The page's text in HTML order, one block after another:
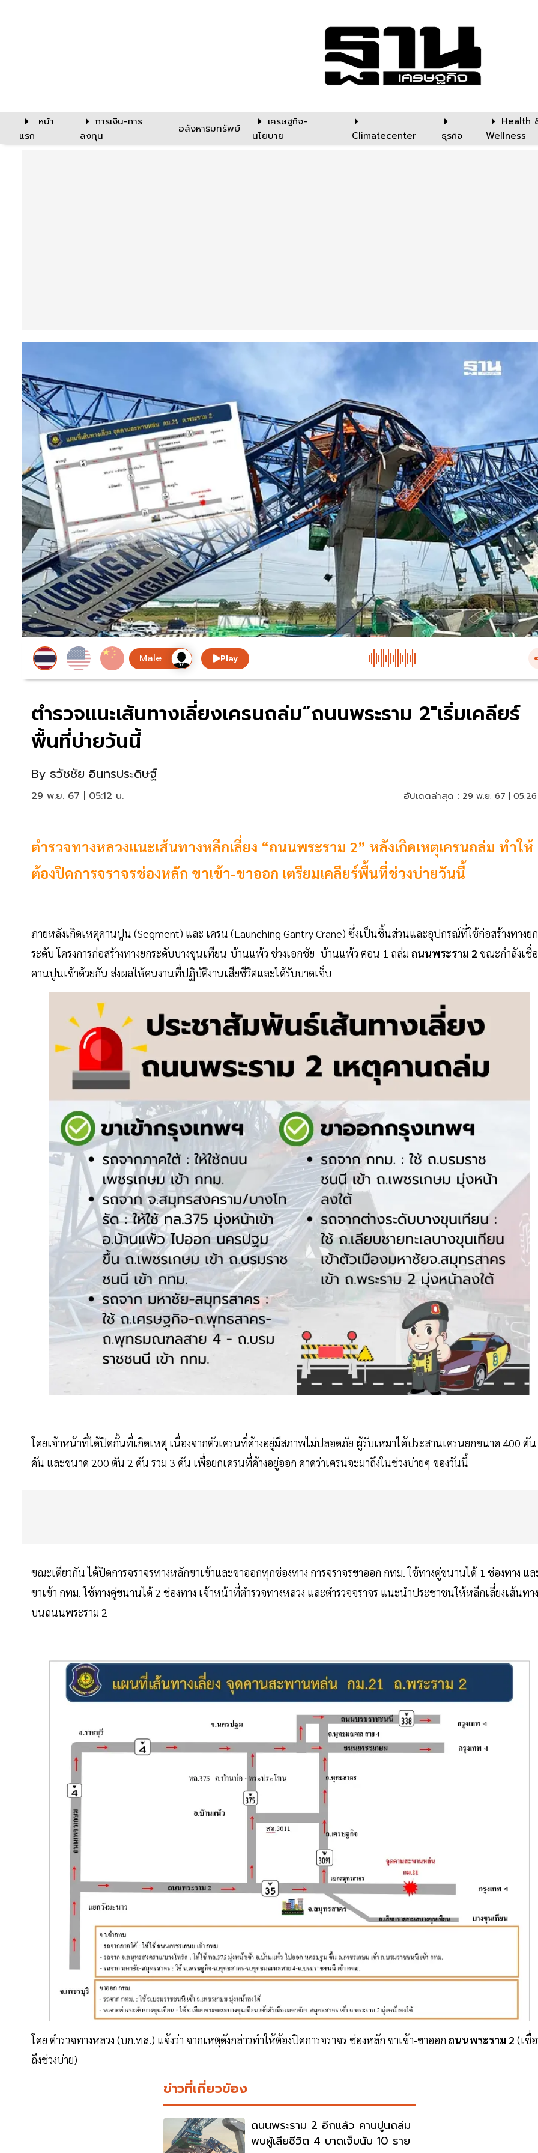
หน้า
แรก
การเงิน-การ
ลงทุน
อสังหาริมทรัพย์
เศรษฐกิจ-
นโยบาย
Climatecenter ธุรกิจ
Health
Wellness
Play
ตำรวจแนะเส้นทางเลี่ยงเครนถล่ม“ถนนพระราม 2"เริ่มเคลียร์
พื้นที่บ่ายวันนี้
By ธวัชชัย อินทรประดิษฐ์
29 พ.ย. 67 | 05:12 น. อัปเดตล่าสุด : 29 พ.ย. 67 |
ตำรวจทางหลวงแนะเส้นทางหลีกเลี่ยง “ถนนพระราม 2” หลังเกิดเหตุเครนถล่ม ทำให้
ต้องปิดการจราจรช่องหลัก ขาเข้า-ขาออก เตรียมเคลียร์พื้นที่ช่วงบ่ายวันนี้
ภายหลังเกิดเหตุคานปูน (Segment) และ เครน (Launching Gantry Crane) ซึ่งเป็นชิ้นส่วนและอุปกรณ์ที่ใช้ก่อสร้างทางยก
ระดับ โครงการก่อสร้างทางยกระดับบางขุนเทียน-บ้านแพ้ว ช่วงเอกชัย- บ้านแพ้ว ตอน 1 ถล่ม ถนนพระราม 2 ขณะกำลังเชื่
คานปูนเข้าด้วยกัน ส่งผลให้คนงานที่ปฏิบัติงานเสียชีวิตและได้รับบาดเจ็บ
โดยเจ้าหน้าที่ได้ปิดกั้นที่เกิดเหตุ เนื่องจากตัวเครนที่ค้างอยู่มีสภาพไม่ปลอดภัย ผู้รับเหมาได้ประสานเครนยกขนาด 400 ตั
คัน และขนาด 200 ตัน 2 คัน รวม 3 คัน เพื่อยกเครนที่ค้างอยู่ออก คาดว่าเครนจะมาถึงในช่วงบ่ายๆ ของวันนี้
ขณะเดียวกัน ได้ปิดการจราจรทางหลักขาเข้าและขาออกทุกช่องทาง การจราจรขาออก กทม. ใช้ทางคู่ขนานได้ 1 ช่องทาง แล
ขาเข้า กทม. ใช้ทางคู่ขนานได้ 2 ช่องทาง เจ้าหน้าที่ตำรวจทางหลวง และตำรวจจราจร แนะนำประชาชนให้หลีกเลี่ยงเส้นทาง
บนถนนพระราม 2
โดย ตำรวจทางหลวง (บก.ทล.) แจ้งว่า จากเหตุดังกล่าวทำให้ต้องปิดการจราจร ช่องหลัก ขาเข้า-ขาออก ถนนพระราม 2 (เชื่
ถึงช่วงบ่าย)
ข่าวที่เกี่ยวข้อง
ถนนพระราม 2 อีกแล้ว คานปูนถล่ม
พบผู้เสียชีวิต 4 บาดเจ็บนับ 10 ราย